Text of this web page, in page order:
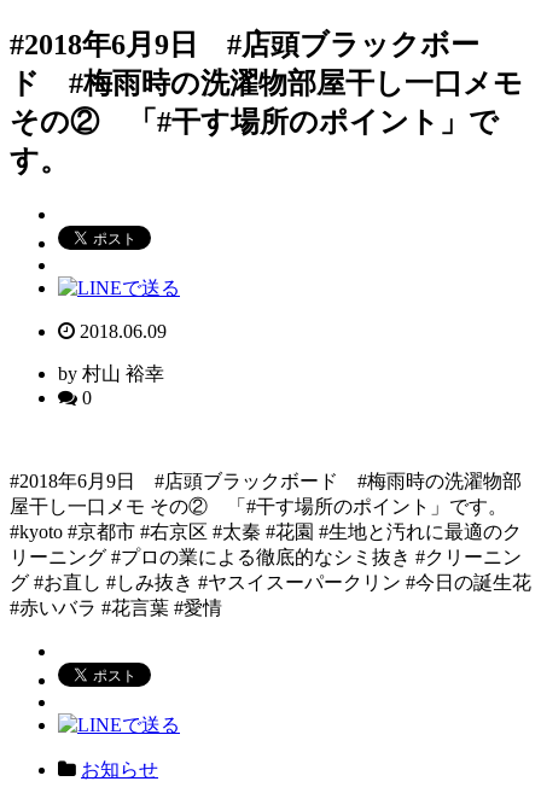
#2018年6月9日 #店頭ブラックボー
ド #梅雨時の洗濯物部屋干し一口メモ
その② 「#干す場所のポイント」で
す。
2018.06.09
by 村山 裕幸
0
#2018年6月9日 #店頭ブラックボード #梅雨時の洗濯物部
屋干し一口メモ その② 「#干す場所のポイント」です。
#kyoto #京都市 #右京区 #太秦 #花園 #生地と汚れに最適のク
リーニング #プロの業による徹底的なシミ抜き #クリーニン
グ #お直し #しみ抜き #ヤスイスーパークリン #今日の誕生花
#赤いバラ #花言葉 #愛情
お知らせ